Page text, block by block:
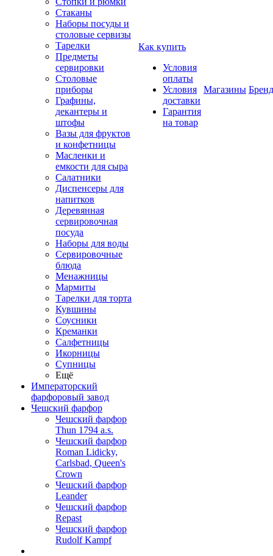
Стаканы
Наборы посуды и
столовые сервизы
Тарелки
Предметы
сервировки
Столовые
приборы
Графины,
декантеры и
штофы
Вазы для фруктов
и конфетницы
Масленки и
емкости для сыра
Салатники
Диспенсеры для
напитков
Деревянная
сервировочная
посуда
Наборы для воды
Сервировочные
блюда
Менажницы
Мармиты
Тарелки для торта
Кувшины
Соусники
Креманки
Салфетницы
Икорницы
Супницы
Ещё
Императорский
фарфоровый завод
Чешский фарфор
Чешский фарфор
Thun 1794 a.s.
Чешский фарфор
Roman Lidicky,
Carlsbad, Queen's
Crown
Чешский фарфор
Leander
Чешский фарфор
Repast
Чешский фарфор
Rudolf Kampf
Как купить
Условия
оплаты
Условия
доставки
Гарантия
на товар
Магазины